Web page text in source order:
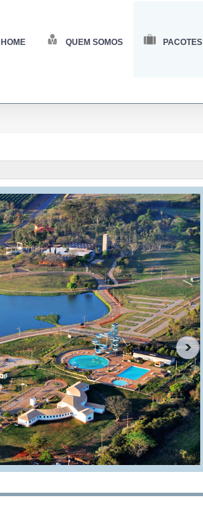
HOME QUEM SOMOS PACOTES